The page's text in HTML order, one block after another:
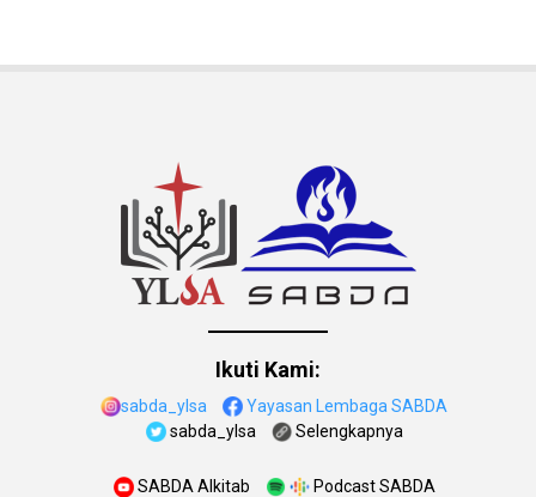
Ikuti Kami:
sabda_ylsa
Yayasan Lembaga SABDA
sabda_ylsa
Selengkapnya
SABDA Alkitab Podcast SABDA